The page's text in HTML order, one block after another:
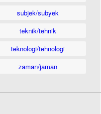
subjek/subyek
teknik/tehnik
teknologi/tehnologi
zaman/jaman